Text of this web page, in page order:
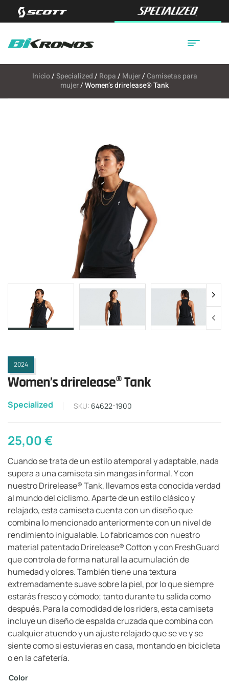
Inicio/Specialized/ Ropa/ Mujer/ Camisetas para
mujer/ Women’s drirelease® Tank
2024
Women’s drirelease® Tank
Specialized SKU: 64622-1900
25,00€
Cuando se trata de un estilo atemporal y adaptable, nada
supera a una camiseta sin mangas informal. Y con
nuestro Drirelease® Tank, llevamos esta conocida verdad
al mundo del ciclismo. Aparte de un estilo clásico y
relajado, esta camiseta cuenta con un diseño que
combina lo mencionado anteriormente con un nivel de
rendimiento inigualable. Lo fabricamos con nuestro
material patentado Drirelease® Cotton y con FreshGuard
que controla de forma natural la acumulación de
humedad y olores. También tiene una textura
extremadamente suave sobre la piel, por lo que siempre
estarás fresco y cómodo; tanto durante tu salida como
después. Para la comodidad de los riders, esta camiseta
incluye un diseño de espalda cruzada que combina con
cualquier atuendo y un ajuste relajado que se ve y se
siente como si estuvieras en casa, montando en bicicleta
o en la cafetería.
Color